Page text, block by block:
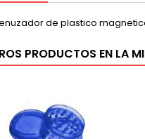
de plastico
PRODUCTOS EN LA